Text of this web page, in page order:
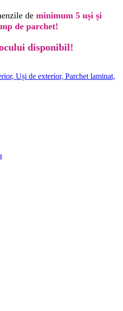
de minimum 5 uși și
de parchet!
disponibil!